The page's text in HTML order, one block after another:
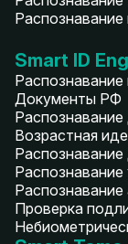
Smart ID
Документы РФ
Возрастная
Проверка